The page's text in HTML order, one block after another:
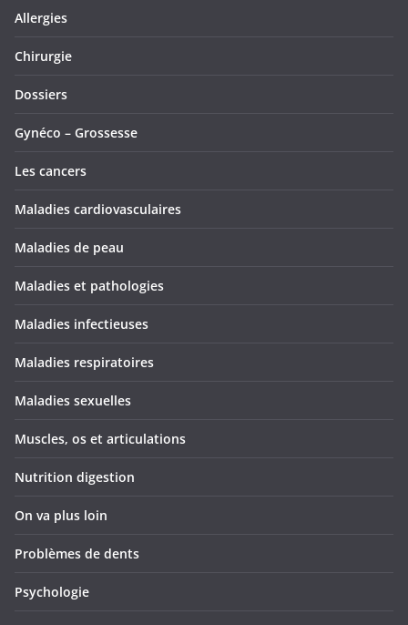
Allergies
Chirurgie
Dossiers
Gynéco – Grossesse
Les cancers
Maladies cardiovasculaires
Maladies de peau
Maladies et pathologies
Maladies infectieuses
Maladies respiratoires
Maladies sexuelles
Muscles, os et articulations
Nutrition digestion
On va plus loin
Problèmes de dents
Psychologie